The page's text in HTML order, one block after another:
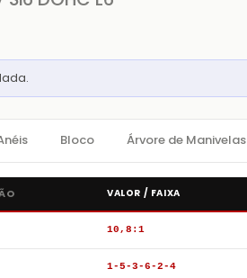
Bloco Árvore de Manivelas
VALOR / FAIXA
10,8:1
1-5-3-6-2-4